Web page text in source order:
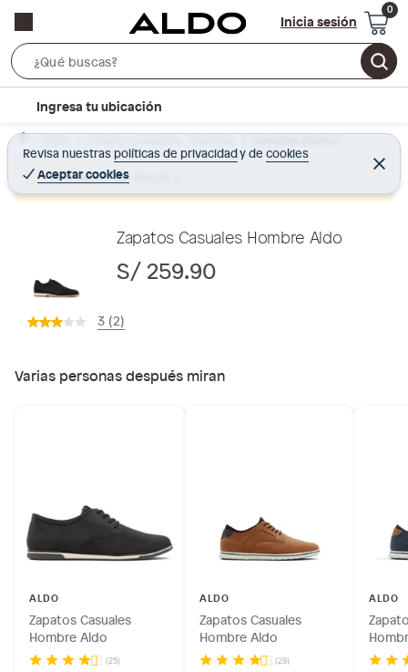
Inicia sesión
e
r
c
B
r
c
t
n
Ingresa tu ubicación
Revisa nuestras políticas de privacidadyde cookies
Aceptar cookies
C
e
r
Home Calzado y zapatillas - Zapatillas Zapatillas Hombre
Producto sin stock :(
Zapatos Casuales Hombre Aldo
S/ 259.90
3 (2)
Varias personas después miran
ALDO
Zapatos Casuales
Hombre Aldo
(25)
ALDO
Zapatos Casuales
Hombre Aldo
(29)
ALDO